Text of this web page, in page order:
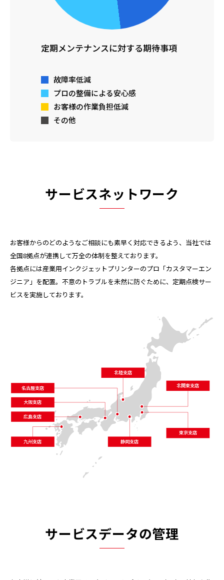
定期メンテナンスに対する期待事項
故障率低減
プロの整備による安心感
お客様の作業負担低減
その他
サービスネットワーク
お客様からのどのようなご相談にも素早く対応できるよう、当社では
全国8拠点が連携して万全の体制を整えております。
各拠点には産業用インクジェットプリンターのプロ「カスタマーエン
ジニア」を配置。不意のトラブルを未然に防ぐために、定期点検サー
ビスを実施しております。
北関東支店
東京支店
九州支店
大阪支店
名古屋支店
北陸支店
静岡支店
広島支店
サービスデータの管理